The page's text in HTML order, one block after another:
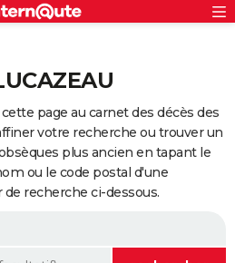
page au carnet des décès des
votre recherche ou trouver un
plus ancien en tapant le
ou le code postal d'une
recherche ci-dessous.